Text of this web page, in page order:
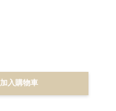
加入購物車